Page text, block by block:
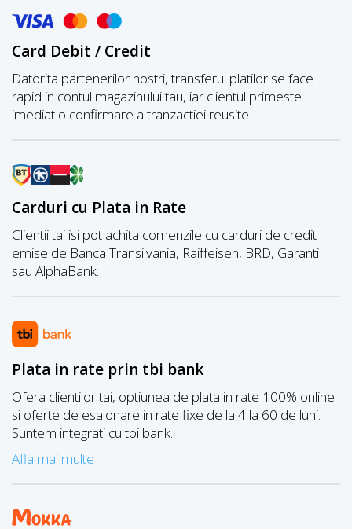
Card Debit / Credit
Datorita partenerilor nostri, transferul platilor se face
rapid in contul magazinului tau, iar clientul primeste
imediat o confirmare a tranzactiei reusite.
Carduri cu Plata in Rate
Clientii tai isi pot achita comenzile cu carduri de credit
emise de Banca Transilvania, Raiffeisen, BRD, Garanti
sau AlphaBank.
Plata in rate prin tbi bank
Ofera clientilor tai, optiunea de plata in rate 100% online
si oferte de esalonare in rate fixe de la 4 la 60 de luni.
Suntem integrati cu tbi bank.
Afla mai multe